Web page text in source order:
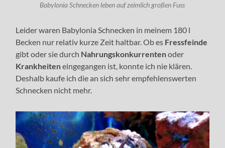
Babylonia Schnecken leben auf zeimlich großen Fuss
Leider waren Babylonia Schnecken in meinem 180 l
Becken nur relativ kurze Zeit haltbar. Ob es Fressfeinde
gibt oder sie durch Nahrungskonkurrentenoder
Krankheiteneingegangen ist, konnte ich nie klären.
Deshalb kaufe ich die an sich sehr empfehlenswerten
Schnecken nicht mehr.